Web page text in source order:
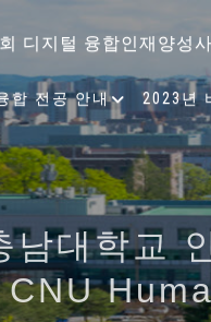
디지털 융합인재양성
합 전공 안내 2023년
남대학교
CNU
션, 뇌 ·
충남대학
디지털 시
존 · 공공
술에 대한
기술을 기
과 특화산
교육 과